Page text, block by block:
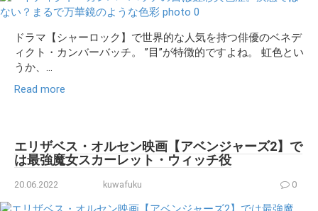
ドラマ【シャーロック】で世界的な人気を持つ俳優のベネデ
ィクト・カンバーバッチ。 ”目”が特徴的ですよね。 虹色とい
うか、...
Read more
エリザベス・オルセン映画【アベンジャーズ2】で
は最強魔女スカーレット・ウィッチ役
20.06.2022 kuwafuku 0